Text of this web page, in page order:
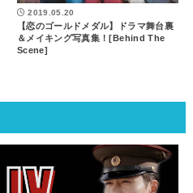
2019.05.20
【恋のゴールドメダル】ドラマ舞台裏
＆メイキング写真集！[Behind The
Scene]